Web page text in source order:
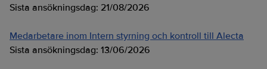
Sista ansökningsdag: 21/08/2026
Medarbetare inom Intern styrning och kontroll till Alecta
Sista ansökningsdag: 13/06/2026